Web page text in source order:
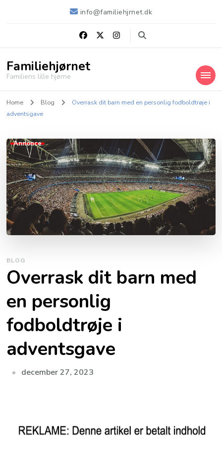
info@familiehjrnet.dk
Familiehjørnet
Familiens lille hjørne
Home Blog
Overrask dit barn med en personlig fodboldtrøje i
adventsgave
Annonce
BLOG
Overrask dit barn med
en personlig
fodboldtrøje i
adventsgave
december 27, 2023